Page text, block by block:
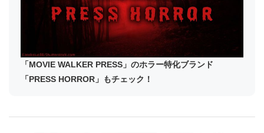
「MOVIE WALKER PRESS」のホラー特化ブランド
「PRESS HORROR」もチェック！